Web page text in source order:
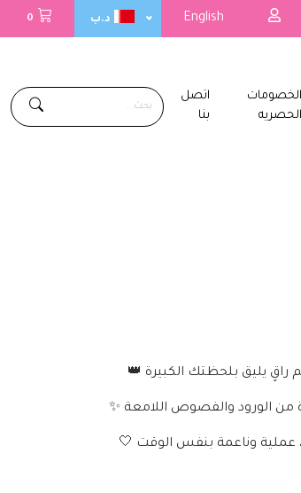
English د.ب 0
الخصومات
الحصريه
اتصل
بنا
عملية وناعمة بنفس الوقت 🤍